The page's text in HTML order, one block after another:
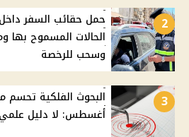
2
حمل حقائب السفر
الحالات المسموح بها
وسحب للرخصة
3
أغسطس: لا دليل علمي